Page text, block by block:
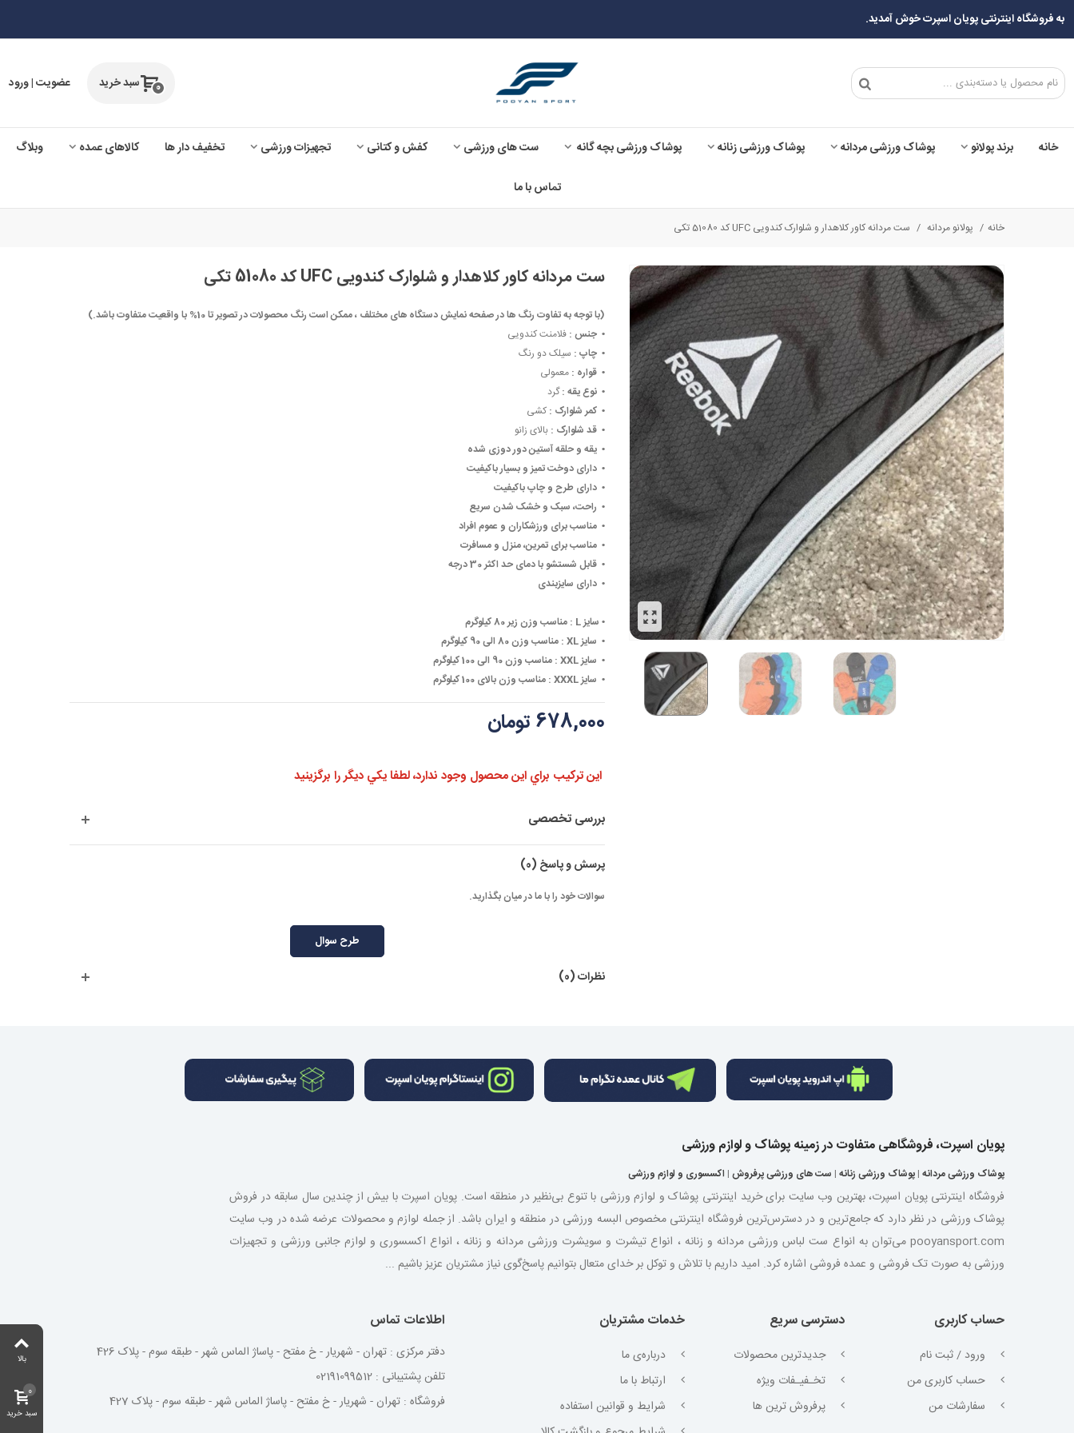
به فروشگاه اینترنتی پویان اسپرت خوش آمدید.
عضویت | ورود 0 سبد خرید
خانه برند پولانو پوشاک ورزشی مردانه پوشاک ورزشی زنانه پوشاک ورزشی بچه گانه ست های ورزشی کفش و کتانی تجهیزات ورزشی تخفیف دار ها کالاهای عمده وبلاگ
تماس با ما
خانه / پولانو مردانه / ست مردانه کاور کلاهدار و شلوارک کندویی UFC کد 51080 تکی
ست مردانه کاور کلاهدار و شلوارک کندویی UFC کد 51080 تکی
(با توجه به تفاوت رنگ ها در صفحه نمایش دستگاه های مختلف ، ممکن است رنگ محصولات در تصویر تا 10% با واقعیت متفاوت باشد.)
• ‏ جنس : فلامنت کندویی
• ‏ چاپ : سیلک دو رنگ
• ‏ قواره : معمولی
• ‏ نوع یقه :گرد
• ‏ کمر شلوارک : کشی
• ‏ قد شلوارک : بالای زانو
• ‏ یقه و حلقه آستین دور دوزی شده
• ‏ دارای دوخت تمیز و بسیار باکیفیت
• ‏ دارای طرح و چاپ باکیفیت
• ‏ راحت، سبک و خشک شدن سریع
• ‏ مناسب برای ورزشکاران و عموم افراد
• ‏ مناسب برای تمرین، منزل و مسافرت
• ‏ قابل شستشو با دمای حد اکثر 30 درجه
• ‏ دارای سایزبندی
• ‏ سایز L :
مناسب وزن زیر 80 کیلوگرم
• ‏ سایز XL :
مناسب وزن 80 الی 90 کیلوگرم
• ‏ سایز XXL :
مناسب وزن 90 الی 100 کیلوگرم
• ‏ سایز XXXL : مناسب وزن بالای 100 کیلوگرم
678,000 تومان
اين تركيب براي اين محصول وجود ندارد، لطفا يكي ديگر را برگزينيد
بررسی تخصصی
پرسش و پاسخ (0)
سوالات خود را با ما در میان بگذارید.
طرح سوال
نظرات (0)
پویان اسپرت، فروشگاهی متفاوت در زمینه پوشاک و لوازم ورزشی
پوشاک ورزشی مردانه | پوشاک ورزشی زنانه | ست های ورزشی پرفروش | اکسسوری و لوازم ورزشی
فروشگاه اینترنتی پویان اسپرت، بهترین وب سایت برای خرید اینترنتی پوشاک و لوازم ورزشی با تنوع بی‌نظیر در منطقه است. پویان اسپرت با بیش از چندین سال سابقه در فروش
پوشاک ورزشی در نظر دارد که جامع‌ترین و در دسترس‌ترین فروشگاه اینترنتی مخصوص البسه ورزشی در منطقه و ایران باشد. از جمله لوازم و محصولات عرضه شده در وب سایت
pooyansport.com می‌توان به انواع ست لباس ورزشی مردانه و زنانه ، انواع تیشرت و سویشرت ورزشی مردانه و زنانه ، انواع اکسسوری و لوازم جانبی ورزشی و تجهیزات
ورزشی به صورت تک فروشی و عمده فروشی اشاره کرد. امید داریم با تلاش و توکل بر خدای متعال بتوانیم پاسخ‌گوی نیاز مشتریان عزیز باشیم ...
حساب کاربری
ورود / ثبت نام
حساب کاربری من
سفارشات من
دسترسی سریع
جدیدترین محصولات
تخـفیـفات ویژه
پرفروش ترین ها
خدمات مشتریان
درباره‌ی ما
ارتباط با ما
شرایط و قوانین استفاده
اطلاعات تماس
دفتر مرکزی : تهران - شهریار - خ مفتح - پاساژ الماس شهر - طبقه سوم - پلاک 426
تلفن پشتیبانی : 02191099512
فروشگاه : تهران - شهریار - خ مفتح - پاساژ الماس شهر - طبقه سوم - پلاک 427
بالا
سبد خرید
0